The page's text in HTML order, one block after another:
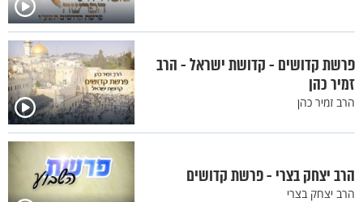
פרשת קדושים - קדושת ישראל - הרב
זמיר כהן
הרב זמיר כהן
הרב יצחק בצרי - פרשת קדושים
הרב יצחק בצרי